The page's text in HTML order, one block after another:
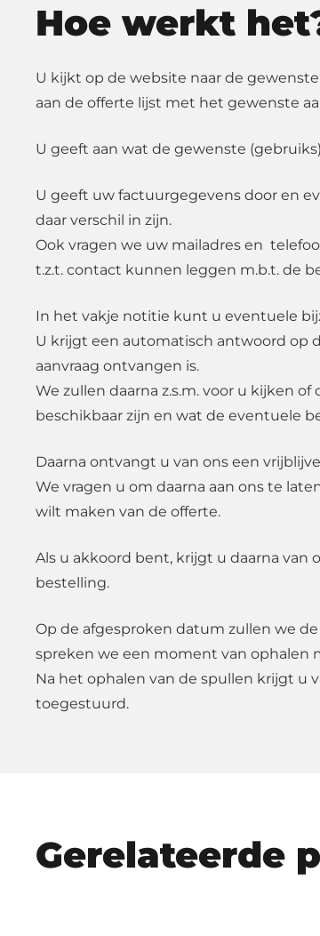
Hoe werkt
U kijkt op de website naar de
aan de offerte lijst met het gewenste
U geeft aan wat de gewenste
U geeft uw factuurgegevens door en
daar verschil in zijn.
Ook vragen we uw mailadres en
t.z.t. contact kunnen leggen m.b.t. de
In het vakje notitie kunt u eventuele
U krijgt een automatisch antwoord op
aanvraag ontvangen is.
We zullen daarna z.s.m. voor u kijken
beschikbaar zijn en wat de eventuele
Daarna ontvangt u van ons een
We vragen u om daarna aan ons te
wilt maken van de offerte.
Als u akkoord bent, krijgt u daarna van
bestelling.
Op de afgesproken datum zullen we
spreken we een moment van ophalen
Na het ophalen van de spullen krijgt u
toegestuurd.
Gerelateerde